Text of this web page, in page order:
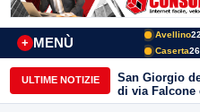
MENÙ
+
Avellino
Caserta
ULTIME NOTIZIE
San Giorgio
di via Falcone
Lombardi